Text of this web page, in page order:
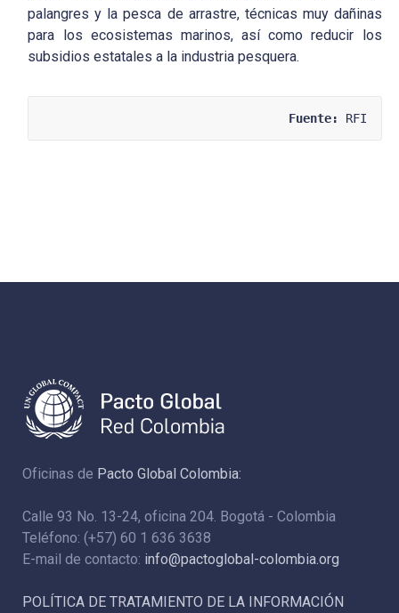
palangres y la pesca de arrastre, técnicas muy dañinas
para los ecosistemas marinos, así como reducir los
subsidios estatales a la industria pesquera.
Fuente: RFI
Oficinas de Pacto Global Colombia:
Calle 93 No. 13-24, oficina 204. Bogotá - Colombia
Teléfono: (+57) 60 1 636 3638
E-mail de contacto: info@pactoglobal-colombia.org
POLÍTICA DE TRATAMIENTO DE LA INFORMACIÓN